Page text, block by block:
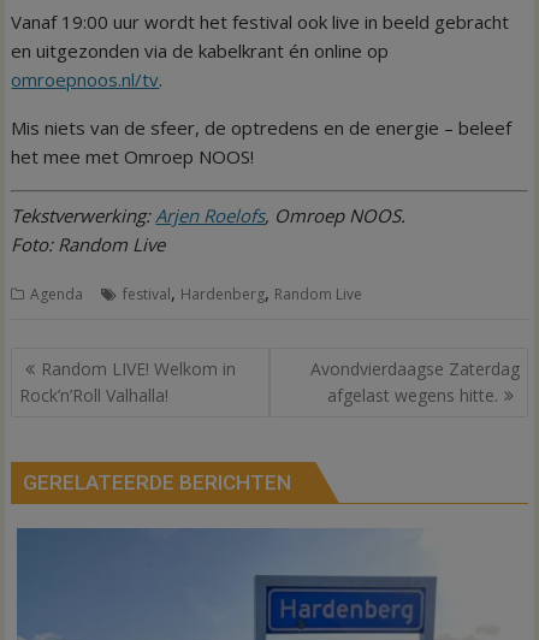
Vanaf 19:00 uur wordt het festival ook live in beeld gebracht
en uitgezonden via de kabelkrant én online op
omroepnoos.nl/tv.
Mis niets van de sfeer, de optredens en de energie – beleef
het mee met Omroep NOOS!
Tekstverwerking:Arjen Roelofs, Omroep NOOS.
Foto: Random Live
Agenda festival, Hardenberg, Random Live
Bericht
navigatie
Random LIVE! Welkom in
Rock’n’Roll Valhalla!
Avondvierdaagse Zaterdag
afgelast wegens hitte.
GERELATEERDE BERICHTEN